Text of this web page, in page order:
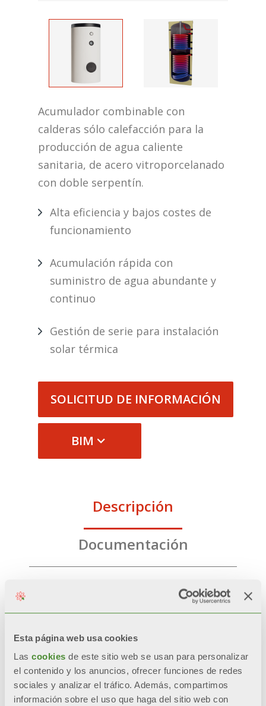
Esta página web usa cookies
Las cookies de este sitio web se usan para personalizar
el contenido y los anuncios, ofrecer funciones de redes
sociales y analizar el tráfico. Además, compartimos
información sobre el uso que haga del sitio web con
Acumulador combinable con
calderas sólo calefacción para la
producción de agua caliente
sanitaria, de acero vitroporcelanado
con doble serpentín.
Alta eficiencia y bajos costes de
funcionamiento
Acumulación rápida con
suministro de agua abundante y
continuo
Gestión de serie para instalación
solar térmica
SOLICITUD DE INFORMACIÓN
BIM
Descripción
Documentación
CARACTERÍSTICAS
Isolamento in poliuretano
espanso morbido esente CFC ed
HCFC